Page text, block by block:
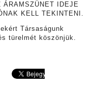
ÁRAMSZÜNET IDEJE
KELL TEKINTENI.
Társaságunk
türelmét köszönjük.